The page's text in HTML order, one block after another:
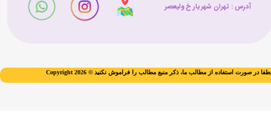
آدرس : تهران شهریار خ ولیعصر​​​​​​​